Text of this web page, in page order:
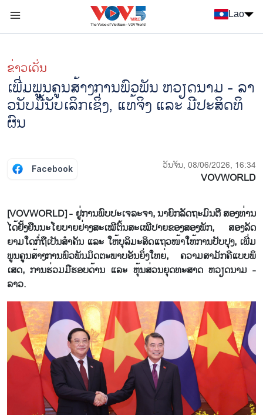
Lao
ຂ່າວເດັ່ນ
ເພີ່ມ​ພູນ​ຄູນ​ສ້າງ​ການ​ພົວ​ພັນ ຫວຽດ​ນາມ - ລາ​
ວ​ນັບ​ມື້​ນັບ​ເລິກ​ເຊິ່ງ, ແທ້​ຈິງ ແລະ ມີ​ປະ​ສິດ​ທິ​
ຜົນ
Facebook ວັນຈັນ, 08/06/2026, 16:34
VOVWORLD
[VOVWORLD] - ຢູ່​ການ​ພົບ​ປະ​ເຈ​ລະ​ຈາ, ນາ​ຍົກ​ລັດ​ຖ​ະ​ມົນ​ຕີ ສອງ​ທ່ານ​
ໄດ້​ຢັ້ງ​ຢືນ​ນະ​ໂຍ​ບາຍ​ຢ່າງ​ສະ​ເໝີ​ຕົ້ນ​ສະ​ເໝີ​ປາຍ​ຂອງ​ສອງ​ພັກ, ສອງ​ລັດ
ຍາມ​ໃດ​ກໍ່​ຖື​ເປັນ​ສຳ​ຄັນ ແລະ ໃຫ້​ບຸ​ລິ​ມະ​ສິດ​ແຖວ​ໜ້າ​ໃຫ້​ການ​ປັບ​ປຸງ, ເພີ່ມ​
ພູນ​ຄູ​ນ​ສ້າງ​ການ​ພົວ​ພັນ​ມິດ​ຕະ​ພາບ​ອັນ​ຍິ່ງ​ໃຫຍ່, ຄວາມ​ສາ​ມັກ​ຄີ​ແບບ​ພິ​
ເສດ, ການ​ຮ່ວມ​ມື​ຮອບ​ດ້ານ ແລະ ຫຸ້ນ​ສ່ວນ​ຍຸດ​ທະ​ສາດ ຫວຽດ​ນາມ -
ລາວ.